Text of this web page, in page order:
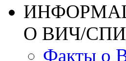
О ВИЧ/
Факты о